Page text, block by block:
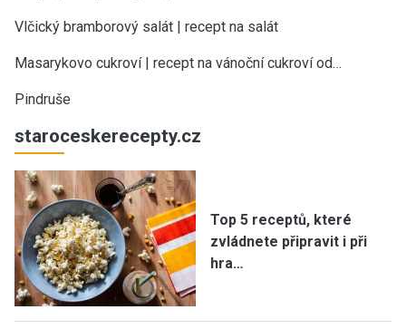
Vlčický bramborový salát | recept na salát
Masarykovo cukroví | recept na vánoční cukroví od…
Pindruše
staroceskerecepty.cz
Top 5 receptů, které
zvládnete připravit i při
hra…